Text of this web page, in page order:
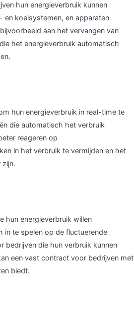
hun energieverbruik kunnen
en koelsystemen, en apparaten
aan het vervangen van
het energieverbruik automatisch
hun energieverbruik in real-time te
die automatisch het verbruik
reageren op
in het verbruik te vermijden en het
zijn.
hun energieverbruik willen
in te spelen op de fluctuerende
bedrijven die hun verbruik kunnen
een vast contract voor bedrijven met
biedt.